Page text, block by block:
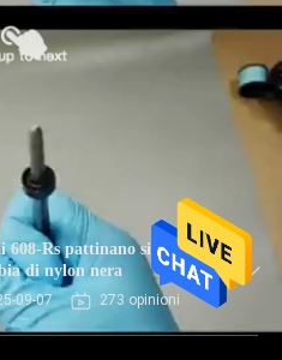
Rs pattinano singola
di nylon nera
09-07 273 opinioni